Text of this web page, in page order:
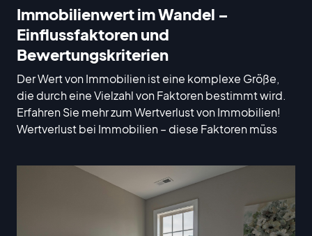
Immobilienwert im Wandel –
Einflussfaktoren und
Bewertungskriterien
Der Wert von Immobilien ist eine komplexe Größe,
die durch eine Vielzahl von Faktoren bestimmt wird.
Erfahren Sie mehr zum Wertverlust von Immobilien!
Wertverlust bei Immobilien – diese Faktoren müss